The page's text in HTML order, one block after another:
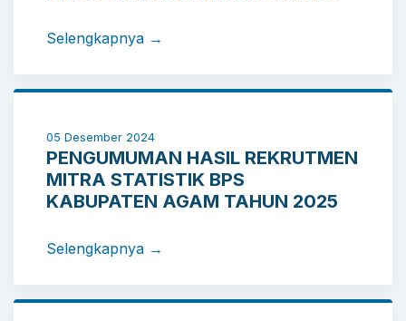
Selengkapnya →
05 Desember 2024
PENGUMUMAN HASIL REKRUTMEN
MITRA STATISTIK BPS
KABUPATEN AGAM TAHUN 2025
Selengkapnya →